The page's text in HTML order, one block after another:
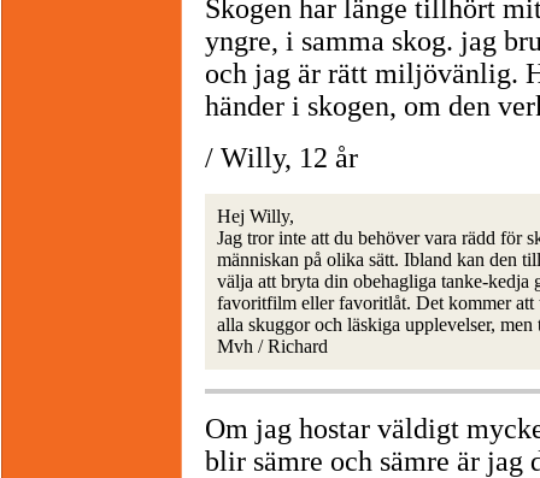
Skogen har länge tillhört
yngre, i samma skog. jag
och jag är rätt miljövänlig.
händer i skogen, om den
/ Willy, 12 år
Hej Willy,
Jag tror inte att du behöver vara rädd för
människan på olika sätt. Ibland kan den
välja att bryta din obehagliga tanke-kedja
favoritfilm eller favoritlåt. Det kommer att
alla skuggor och läskiga upplevelser,
Mvh / Richard
Om jag hostar väldigt
blir sämre och sämre är jag